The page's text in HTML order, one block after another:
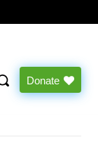
Donate